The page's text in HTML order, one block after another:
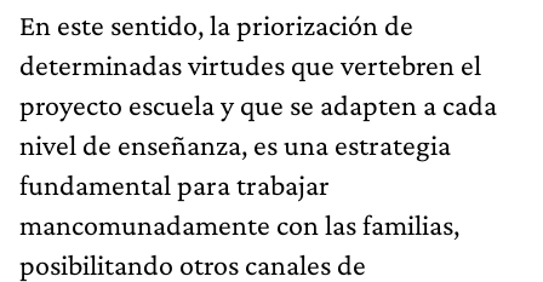
En este sentido, la priorización de
determinadas virtudes que vertebren el
proyecto escuela y que se adapten a cada
nivel de enseñanza, es una estrategia
fundamental para trabajar
mancomunadamente con las familias,
posibilitando otros canales de